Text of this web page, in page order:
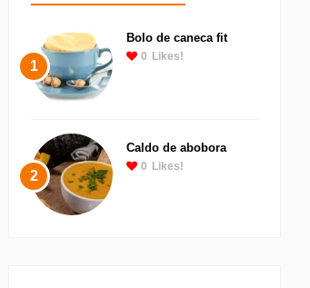
1
Bolo de caneca fit
0 Likes!
2
Caldo de abobora
0 Likes!